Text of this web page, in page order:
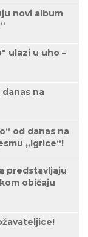
novi album
ulazi u uho –
na
od danas na
„Igrice“!
predstavljaju
običaju